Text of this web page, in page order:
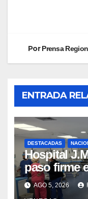
PorPrensa
ENTRADA
DESTACADAS
Hospital
paso firme
tras los
sísmicos
AGO 5, 2026